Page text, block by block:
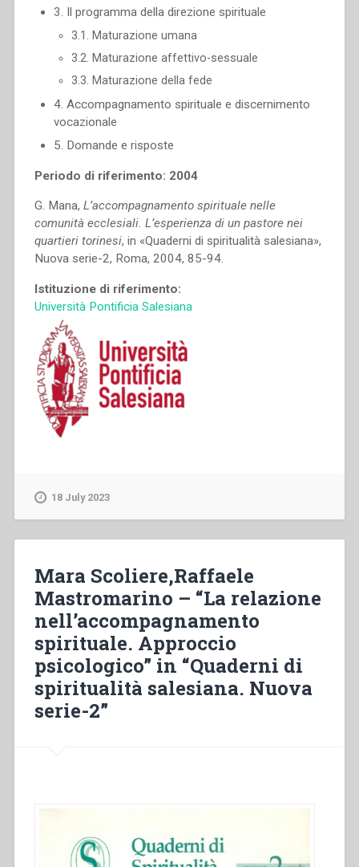
3. Il programma della direzione spirituale
3.1. Maturazione umana
3.2. Maturazione affettivo-sessuale
3.3. Maturazione della fede
4. Accompagnamento spirituale e discernimento
vocazionale
5. Domande e risposte
Periodo di riferimento: 2004
G. Mana, L’accompagnamento spirituale nelle
comunità ecclesiali. L’esperienza di un pastore nei
quartieri torinesi, in «Quaderni di spiritualità salesiana»,
Nuova serie-2, Roma, 2004, 85-94.
Istituzione di riferimento:
Università Pontificia Salesiana
18 July 2023
Mara Scoliere,Raffaele
Mastromarino – “La relazione
nell’accompagnamento
spirituale. Approccio
psicologico” in “Quaderni di
spiritualità salesiana. Nuova
serie-2”